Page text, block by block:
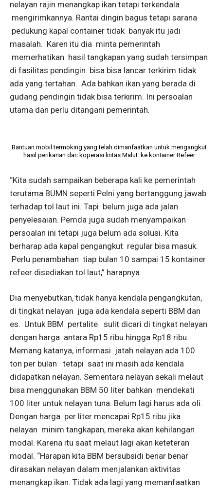
nelayan rajin menangkap ikan tetapi terkendala
mengirimkannya. Rantai dingin bagus tetapi sarana
pedukung kapal container tidak banyak itu jadi
masalah. Karen itu dia minta pemerintah
memerhatikan hasil tangkapan yang sudah tersimpan
di fasilitas pendingin bisa bisa lancar terkirim tidak
ada yang tertahan. Ada bahkan ikan yang berada di
gudang pendingin tidak bisa terkirim. Ini persoalan
utama dan perlu ditangani pemerintah.
Bantuan mobil termoking yang telah dimanfaatkan untuk mengangkut
hasil perikanan dari koperasi lintas Malut ke kontainer Refeer
“Kita sudah sampaikan beberapa kali ke pemerintah
terutama BUMN seperti Pelni yang bertanggung jawab
terhadap tol laut ini. Tapi belum juga ada jalan
penyelesaian. Pemda juga sudah menyampaikan
persoalan ini tetapi juga belum ada solusi. Kita
berharap ada kapal pengangkut regular bisa masuk.
Perlu penambahan tiap bulan 10 sampai 15 kontainer
refeer disediakan tol laut,” harapnya.
Dia menyebutkan, tidak hanya kendala pengangkutan,
di tingkat nelayan juga ada kendala seperti BBM dan
es. Untuk BBM pertalite sulit dicari di tingkat nelayan
dengan harga antara Rp15 ribu hingga Rp18 ribu.
Memang katanya, informasi jatah nelayan ada 100
ton per bulan tetapi saat ini masih ada kendala
didapatkan nelayan. Sementara nelayan sekali melaut
bisa menggunakan BBM 50 liter bahkan mendekati
100 liter untuk nelayan tuna. Belum lagi harus ada oli.
Dengan harga per liter mencapai Rp15 ribu jika
nelayan minim tangkapan, mereka akan kehilangan
modal. Karena itu saat melaut lagi akan keteteran
modal. “Harapan kita BBM bersubsidi benar benar
dirasakan nelayan dalam menjalankan aktivitas
menangkap ikan. Tidak ada lagi yang memanfaatkan